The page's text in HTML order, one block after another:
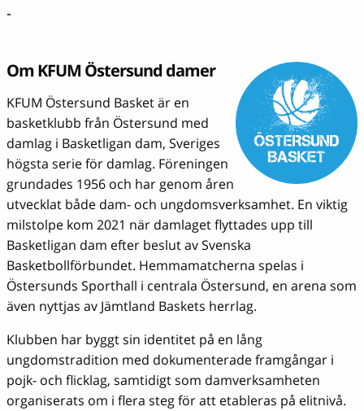
-
Om KFUM Östersund damer
KFUM Östersund Basket är en
basketklubb från Östersund med
damlag i Basketligan dam, Sveriges
högsta serie för damlag. Föreningen
grundades 1956 och har genom åren
utvecklat både dam- och ungdomsverksamhet. En viktig
milstolpe kom 2021 när damlaget flyttades upp till
Basketligan dam efter beslut av Svenska
Basketbollförbundet. Hemmamatcherna spelas i
Östersunds Sporthall i centrala Östersund, en arena som
även nyttjas av Jämtland Baskets herrlag.
Klubben har byggt sin identitet på en lång
ungdomstradition med dokumenterade framgångar i
pojk- och flicklag, samtidigt som damverksamheten
organiserats om i flera steg för att etableras på elitnivå.